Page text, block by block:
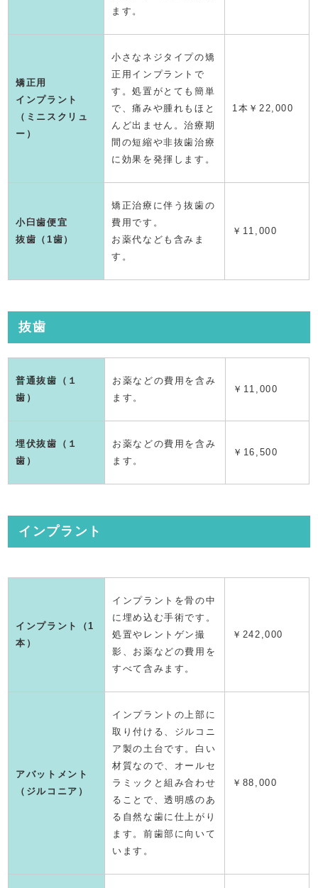
ます。
矯正用
インプラント
（ミニスクリュ
ー）
小さなネジタイプの矯
正用インプラントで
す。処置がとても簡単
で、痛みや腫れもほと
んど出ません。治療期
間の短縮や非抜歯治療
に効果を発揮します。
1本￥22,000
小臼歯便宜
抜歯（1歯）
矯正治療に伴う抜歯の
費用です。
お薬代なども含みま
す。
￥11,000
抜歯
普通抜歯（１
歯）
お薬などの費用を含み
ます。
￥11,000
埋伏抜歯（１
歯）
お薬などの費用を含み
ます。
￥16,500
インプラント
インプラント（1
本）
インプラントを骨の中
に埋め込む手術です。
処置やレントゲン撮
影、お薬などの費用を
すべて含みます。
￥ 242,000
アバットメント
（ジルコニア）
インプラントの上部に
取り付ける、ジルコニ
ア製の土台です。白い
材質なので、オールセ
ラミックと組み合わせ
ることで、透明感のあ
る自然な歯に仕上がり
ます。前歯部に向いて
います。
￥88,000